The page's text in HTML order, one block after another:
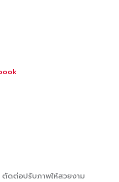
ดต่อปรับภาพให้สวยงาม